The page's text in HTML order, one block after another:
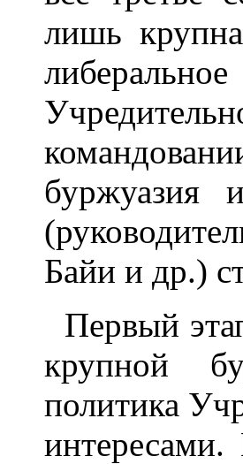
лишь
буржуазия
Байи и др.)
Первый
крупной
политика